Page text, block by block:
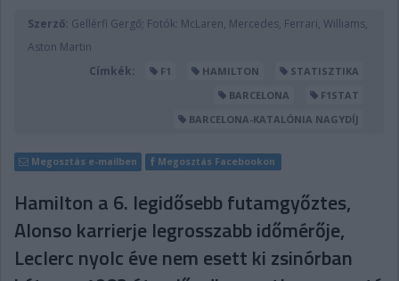
Szerző: Gellérfi Gergő; Fotók: McLaren, Mercedes, Ferrari, Williams,
Aston Martin
Címkék:
F1 HAMILTON
STATISZTIKA
BARCELONA
F1STAT
BARCELONA-KATALÓNIA NAGYDÍJ
Megosztás e-mailben Megosztás Facebookon
Hamilton a 6. legidősebb futamgyőztes,
Alonso karrierje legrosszabb időmérője,
Leclerc nyolc éve nem esett ki zsinórban